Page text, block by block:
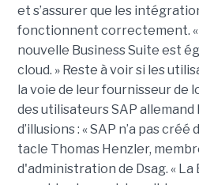
et s’assurer que les
fonctionnent correctement. «
nouvelle Business Suite est
cloud. » Reste à voir si les
la voie de leur fournisseur de
des utilisateurs SAP allemand
d’illusions : « SAP n’a pas
tacle Thomas Henzler,
d'administration de Dsag. « La